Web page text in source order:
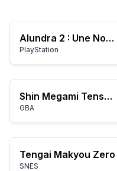
Alundra 2 : Une Nouvelle Légende Commence
PlayStation
Shin Megami Tensei : Devil Children - Livre des Ténèbres
GBA
Tengai Makyou Zero
SNES